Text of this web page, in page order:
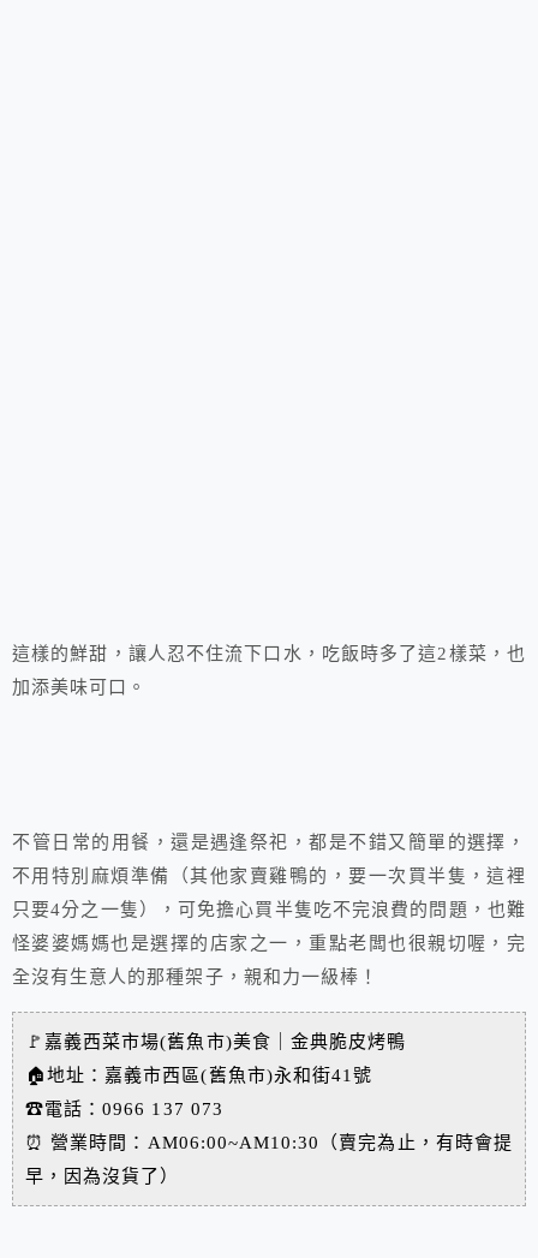
這樣的鮮甜，讓人忍不住流下口水，吃飯時多了這2樣菜，也
加添美味可口。
不管日常的用餐，還是遇逢祭祀，都是不錯又簡單的選擇，
不用特別麻煩準備（其他家賣雞鴨的，要一次買半隻，這裡
只要4分之一隻），可免擔心買半隻吃不完浪費的問題，也難
怪婆婆媽媽也是選擇的店家之一，重點老闆也很親切喔，完
全沒有生意人的那種架子，親和力一級棒！
🚩 嘉義西菜市場(舊魚市)美食｜金典脆皮烤鴨
🏠地址：嘉義市西區(舊魚市)永和街41號
☎電話：0966 137 073
⏰ 營業時間：AM06:00~AM10:30（賣完為止，有時會提
早，因為沒貨了）